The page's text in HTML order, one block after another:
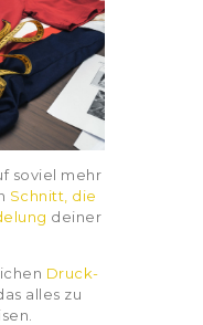
soviel mehr
Schnitt, die
deiner
Druck-
alles zu